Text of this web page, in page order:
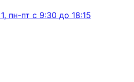
пн-пт с 9:30 до 18:15